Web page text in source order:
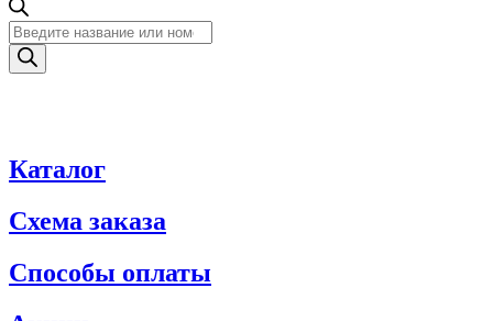
Поиск
товаров
Каталог
Схема заказа
Способы оплаты